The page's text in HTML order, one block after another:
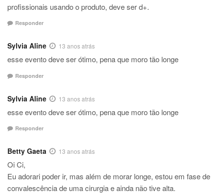
profissionais usando o produto, deve ser d+.
Responder
Sylvia Aline 13 anos atrás
esse evento deve ser ótimo, pena que moro tão longe
Responder
Sylvia Aline 13 anos atrás
esse evento deve ser ótimo, pena que moro tão longe
Responder
Betty Gaeta 13 anos atrás
Oi Ci,
Eu adorari poder ir, mas além de morar longe, estou em fase de
convalescência de uma cirurgia e ainda não tive alta.